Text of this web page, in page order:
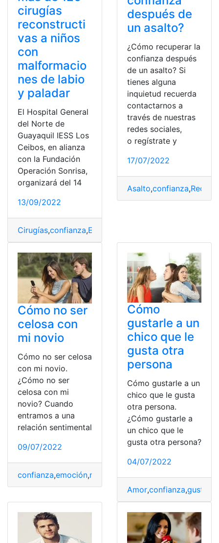
cirugías
reconstructi
vas a niños
con
malformacio
nes de labio
y paladar
El Hospital General
del Norte de
Guayaquil IESS Los
Ceibos, en alianza
con la Fundación
Operación Sonrisa,
organizará del 14
13/09/2022
Cirugías,confianza,Especialistas
después de
un asalto?
¿Cómo recuperar la
confianza después
de un asalto? Si
tienes alguna
inquietud recuerda
contactarnos a
través de nuestras
redes sociales,
o regístrate y
17/07/2022
Asalto,confianza,
Cómo no ser
celosa con
mi novio
Cómo no ser celosa
con mi novio.
¿Cómo no ser
celosa con mi
novio? Cuando
entramos a una
relación sentimental
09/07/2022
confianza,emoción,novio
Cómo
gustarle a un
chico que le
gusta otra
persona
Cómo gustarle a un
chico que le gusta
otra persona.
¿Cómo gustarle a
un chico que le
gusta otra persona?
04/07/2022
Amor,confianza,gustar